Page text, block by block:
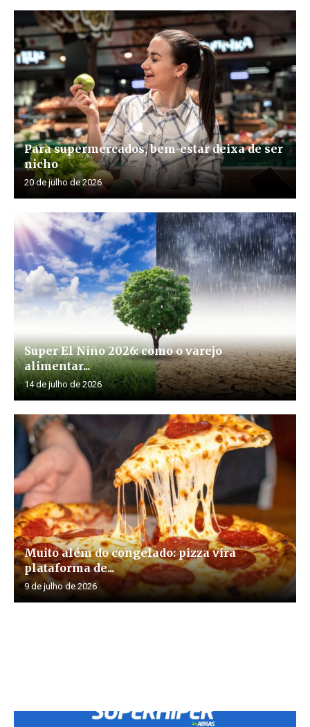
Para supermercados, bem-estar deixa de ser
nicho
20 de julho de 2026
Super El Niño 2026: como o varejo
alimentar...
14 de julho de 2026
Muito além do congelado: pizza vira
plataforma de...
9 de julho de 2026